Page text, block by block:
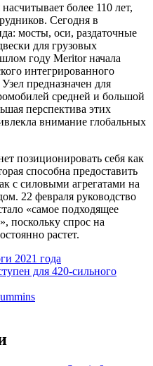
более 110 лет,
Сегодня в
мосты, оси, раздаточные
для грузовых
году Meritor начала
интегрированного
предназначен для
средней и большой
перспектива этих
внимание глобальных
позиционировать себя как
способна предоставить
с силовыми агрегатами на
22 февраля руководство
«самое подходящее
поскольку спрос на
растет.
2021 года
для 420-сильного